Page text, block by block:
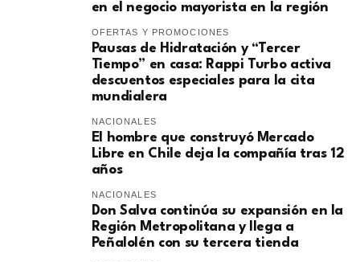
en el negocio mayorista en la región
OFERTAS Y PROMOCIONES
Pausas de Hidratación y “Tercer
Tiempo” en casa: Rappi Turbo activa
descuentos especiales para la cita
mundialera
NACIONALES
El hombre que construyó Mercado
Libre en Chile deja la compañía tras 12
años
NACIONALES
Don Salva continúa su expansión en la
Región Metropolitana y llega a
Peñalolén con su tercera tienda